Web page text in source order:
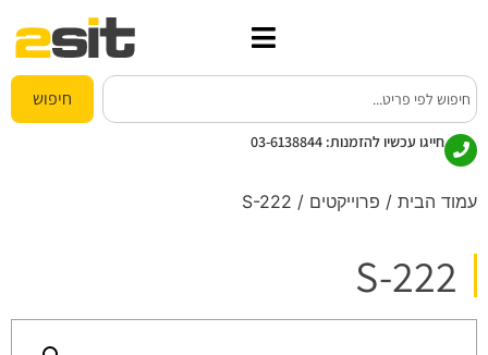
חיפוש
חייגו עכשיו להזמנות: 03-6138844
עמוד הבית / פרוייקטים / S-222
S-222